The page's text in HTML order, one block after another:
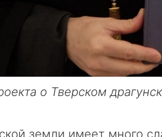
о Тверском
земли имеет много